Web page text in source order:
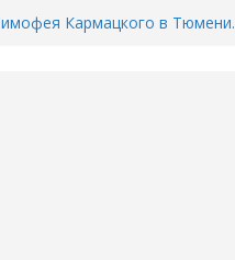
Кармацкого в Тюмени.